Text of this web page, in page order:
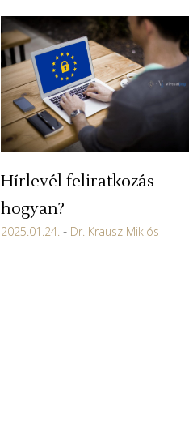
Hírlevél feliratkozás –
hogyan?
2025.01.24. Dr. Krausz Miklós